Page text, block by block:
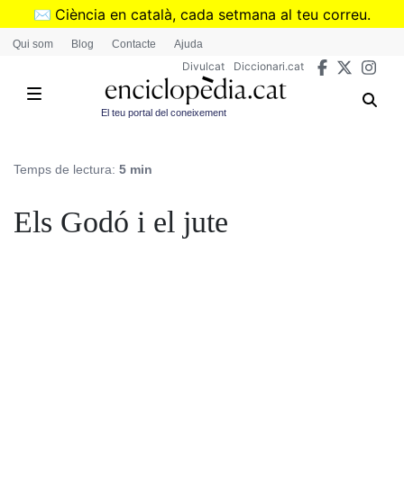
Vés
✉️ Ciència en català, cada setmana al teu correu.
➜Subscriu-te al butlletí de Divulcat
Qui som Blog Contacte Ajuda
Divulcat Diccionari.cat
El teu portal del coneixement
Temps de lectura: 5 min
Els Godó i el jute